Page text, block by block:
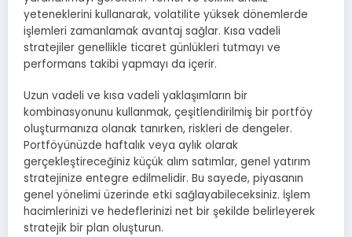
yeteneklerini kullanarak, volatilite yüksek dönemlerde
işlemleri zamanlamak avantaj sağlar. Kısa vadeli
stratejiler genellikle ticaret günlükleri tutmayı ve
performans takibi yapmayı da içerir.
Uzun vadeli ve kısa vadeli yaklaşımların bir
kombinasyonunu kullanmak, çeşitlendirilmiş bir portföy
oluşturmanıza olanak tanırken, riskleri de dengeler.
Portföyünüzde haftalık veya aylık olarak
gerçekleştireceğiniz küçük alım satımlar, genel yatırım
stratejinize entegre edilmelidir. Bu sayede, piyasanın
genel yönelimi üzerinde etki sağlayabileceksiniz. İşlem
hacimlerinizi ve hedeflerinizi net bir şekilde belirleyerek
stratejik bir plan oluşturun.